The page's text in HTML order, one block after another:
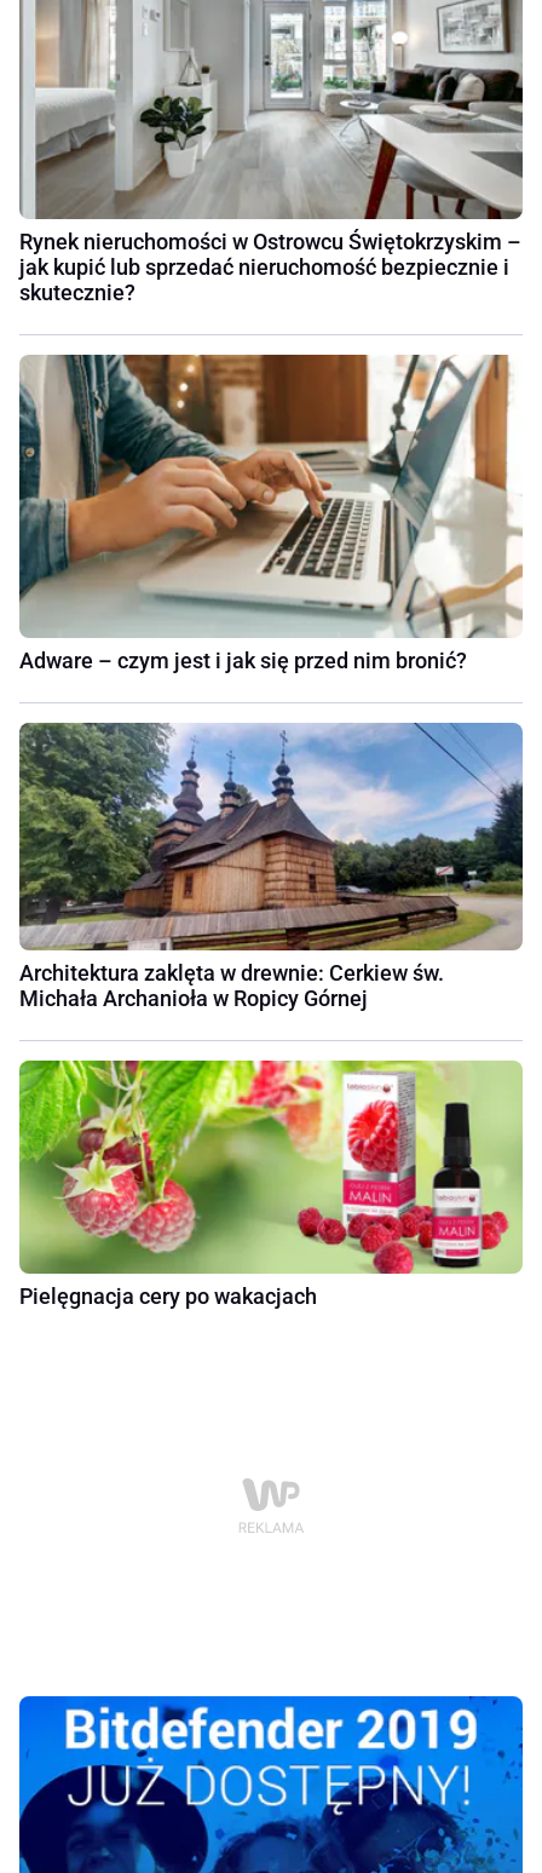
Rynek nieruchomości w Ostrowcu Świętokrzyskim –
jak kupić lub sprzedać nieruchomość bezpiecznie i
skutecznie?
Adware – czym jest i jak się przed nim bronić?
Architektura zaklęta w drewnie: Cerkiew św.
Michała Archanioła w Ropicy Górnej
Pielęgnacja cery po wakacjach